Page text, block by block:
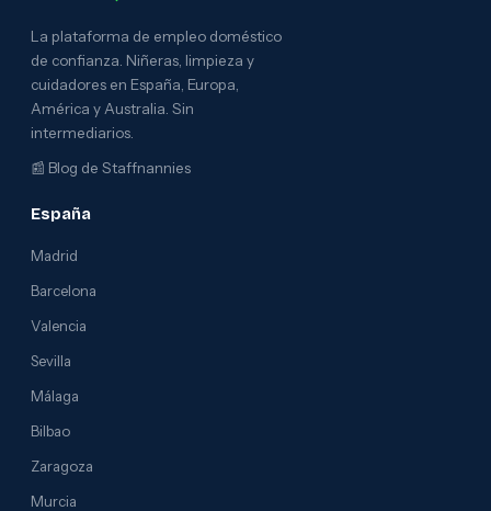
La plataforma de empleo doméstico
de confianza. Niñeras, limpieza y
cuidadores en España, Europa,
América y Australia. Sin
intermediarios.
📰 Blog de Staffnannies
España
Madrid
Barcelona
Valencia
Sevilla
Málaga
Bilbao
Zaragoza
Murcia